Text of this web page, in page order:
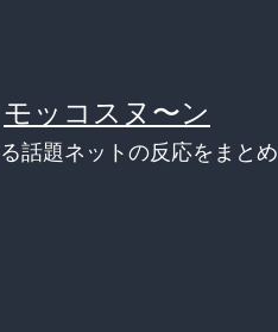
モッコスヌ〜ン
話題ネットの反応をまとめ